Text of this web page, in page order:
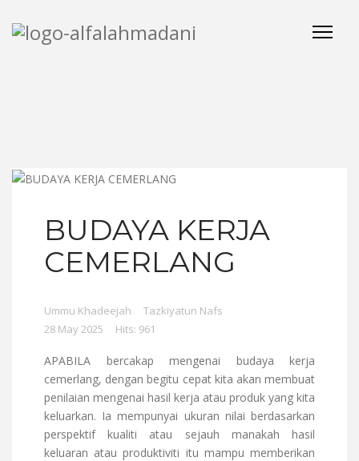
BUDAYA KERJA
CEMERLANG
Ummu Khadeejah
Tazkiyatun Nafs
28 May 2025
Hits: 961
APABILA bercakap mengenai budaya kerja
cemerlang, dengan begitu cepat kita akan membuat
penilaian mengenai hasil kerja atau produk yang kita
keluarkan. Ia mempunyai ukuran nilai berdasarkan
perspektif kualiti atau sejauh manakah hasil
keluaran atau produktiviti itu mampu memberikan